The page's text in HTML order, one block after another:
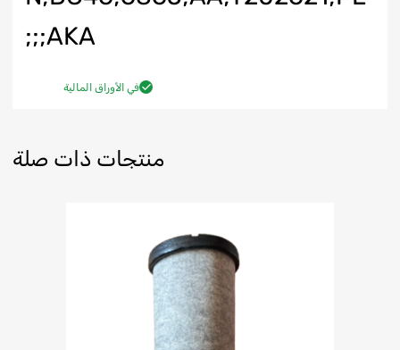
AKA;;;
في الأوراق المالية
منتجات ذات صلة